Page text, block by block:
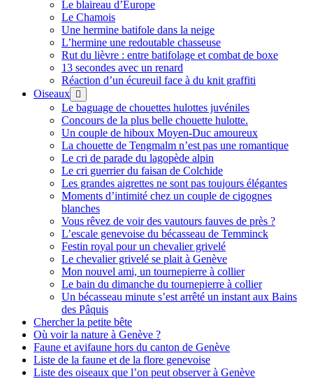
Le blaireau d’Europe
Le Chamois
Une hermine batifole dans la neige
L’hermine une redoutable chasseuse
Rut du lièvre : entre batifolage et combat de boxe
13 secondes avec un renard
Réaction d’un écureuil face à du knit graffiti
Oiseaux ouvrir
menu
Le baguage de chouettes hulottes juvéniles
Concours de la plus belle chouette hulotte.
Un couple de hiboux Moyen-Duc amoureux
La chouette de Tengmalm n’est pas une romantique
Le cri de parade du lagopède alpin
Le cri guerrier du faisan de Colchide
Les grandes aigrettes ne sont pas toujours élégantes
Moments d’intimité chez un couple de cigognes
blanches
Vous rêvez de voir des vautours fauves de près ?
L’escale genevoise du bécasseau de Temminck
Festin royal pour un chevalier grivelé
Le chevalier grivelé se plait à Genève
Mon nouvel ami, un tournepierre à collier
Le bain du dimanche du tournepierre à collier
Un bécasseau minute s’est arrêté un instant aux Bains
des Pâquis
Chercher la petite bête
Où voir la nature à Genève ?
Faune et avifaune hors du canton de Genève
Liste de la faune et de la flore genevoise
Liste des oiseaux que l’on peut observer à Genève